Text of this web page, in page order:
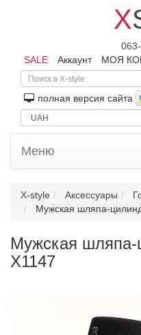
X
SALE
Аккаунт МОЯ
полная версия сайта
Меню
X-style Аксессуары
Мужская шляпа-
Мужская шляпа-
X1147